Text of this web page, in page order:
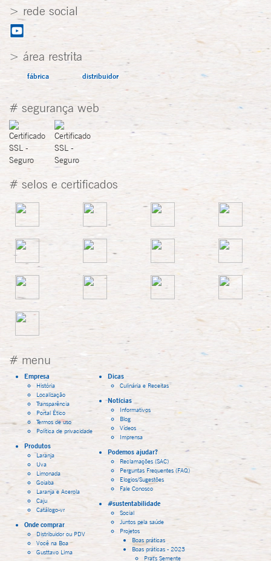
> rede social
> área restrita
fábrica distribuidor
# segurança web
# selos e certificados
# menu
Empresa
História
Localização
Transparência
Portal Ético
Termos de uso
Política de privacidade
Produtos
Laranja
Uva
Limonada
Goiaba
Laranja e Acerola
Caju
Catálogo-vr
Onde comprar
Distribuidor ou PDV
Você na Boa
Gusttavo Lima
Dicas
Culinária e Receitas
Notícias
Informativos
Blog
Vídeos
Imprensa
Podemos ajudar?
Reclamações (SAC)
Perguntas Frequentes (FAQ)
Elogios/Sugestões
Fale Conosco
#sustentabilidade
Social
Juntos pela saúde
Projetos
Boas práticas
Boas práticas - 2023
Prat's Semente